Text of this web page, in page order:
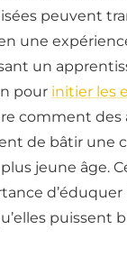
peuvent
une
un
pour initier les
comment des
de bâtir une
jeune âge.
d’éduquer
puissent